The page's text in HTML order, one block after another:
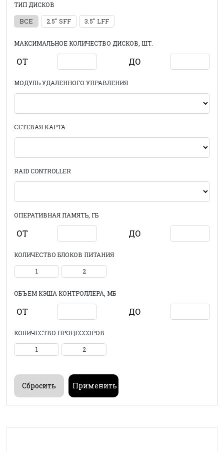
ТИП ДИСКОВ
ВСЕ 2.5" SFF 3.5" LFF
МАКСИМАЛЬНОЕ КОЛИЧЕСТВО ДИСКОВ, ШТ.
ОТ ДО
МОДУЛЬ УДАЛЕННОГО УПРАВЛЕНИЯ
СЕТЕВАЯ КАРТА
RAID CONTROLLER
ОПЕРАТИВНАЯ ПАМЯТЬ, ГБ
ОТ ДО
КОЛИЧЕСТВО БЛОКОВ ПИТАНИЯ
1 2
ОБЪЕМ КЭША КОНТРОЛЛЕРА, МБ
ОТ ДО
КОЛИЧЕСТВО ПРОЦЕССОРОВ
1 2